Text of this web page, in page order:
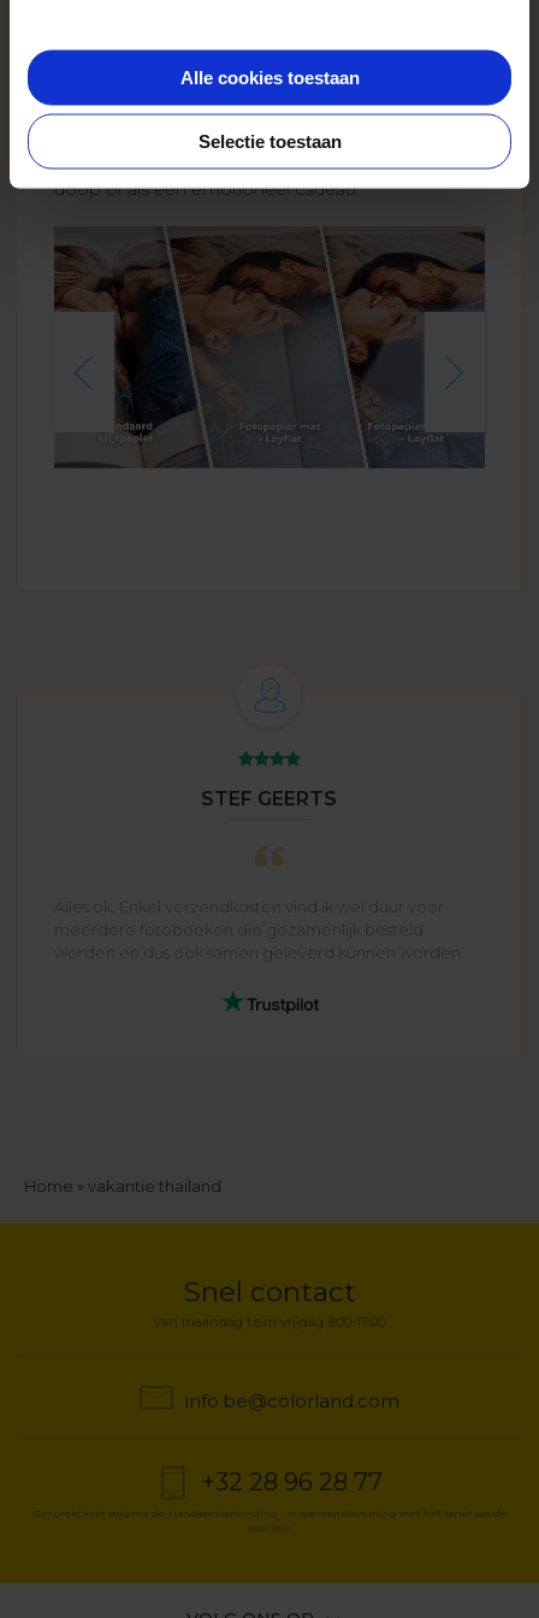
Alle cookies toestaan
Selectie toestaan
klassieke stijl. Elke uitvoering is uniek, stevig en
benadrukt je herinneringen op een prachtige
manier. Het is een premium album dat perfect
past bij gelegenheden zoals een bruiloft, jubileum,
doop of als een emotioneel cadeau.
STEF GEERTS
Alles ok. Enkel verzendkosten vind ik wel duur voor
meerdere fotoboeken die gezamenlijk besteld
worden en dus ook samen geleverd kunnen worden.
Kruimelpad
Home vakantie thailand
Snel contact
van maandag t.e.m vrijdag 9:00-17:00
info.be@colorland.com
+32 28 96 28 77
Gesprekskost volgens de standaardverbinding - in overeenstemming met het tarief van de
operator